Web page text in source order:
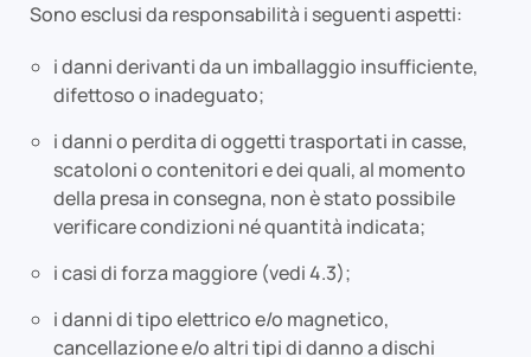
Sono esclusi da responsabilità i seguenti aspetti:
i danni derivanti da un imballaggio insufficiente,
difettoso o inadeguato;
i danni o perdita di oggetti trasportati in casse,
scatoloni o contenitori e dei quali, al momento
della presa in consegna, non è stato possibile
verificare condizioni né quantità indicata;
i casi di forza maggiore (vedi 4.3);
i danni di tipo elettrico e/o magnetico,
cancellazione e/o altri tipi di danno a dischi